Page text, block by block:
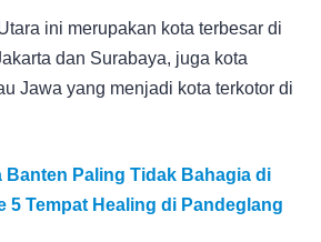
ini merupakan kota terbesar di
dan Surabaya, juga kota
Jawa yang menjadi kota terkotor di
Banten Paling Tidak Bahagia di
5 Tempat Healing di Pandeglang